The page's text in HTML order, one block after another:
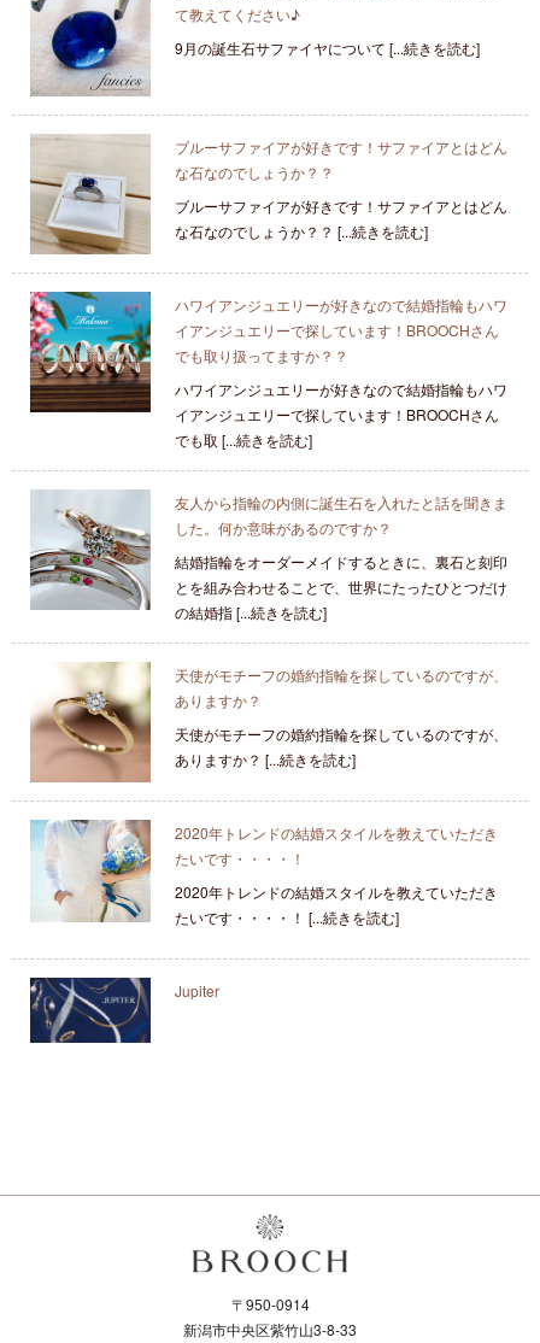
て教えてください♪
9月の誕生石サファイヤについて [...続きを読む]
ブルーサファイアが好きです！サファイアとはどん
な石なのでしょうか？？
ブルーサファイアが好きです！サファイアとはどん
な石なのでしょうか？？ [...続きを読む]
ハワイアンジュエリーが好きなので結婚指輪もハワ
イアンジュエリーで探しています！BROOCHさん
でも取り扱ってますか？？
ハワイアンジュエリーが好きなので結婚指輪もハワ
イアンジュエリーで探しています！BROOCHさん
でも取 [...続きを読む]
友人から指輪の内側に誕生石を入れたと話を聞きま
した。何か意味があるのですか？
結婚指輪をオーダーメイドするときに、裏石と刻印
とを組み合わせることで、世界にたったひとつだけ
の結婚指 [...続きを読む]
天使がモチーフの婚約指輪を探しているのですが、
ありますか？
天使がモチーフの婚約指輪を探しているのですが、
ありますか？ [...続きを読む]
2020年トレンドの結婚スタイルを教えていただき
たいです・・・・！
2020年トレンドの結婚スタイルを教えていただき
たいです・・・・！ [...続きを読む]
Jupiter
〒950-0914
新潟市中央区紫竹山3-8-33